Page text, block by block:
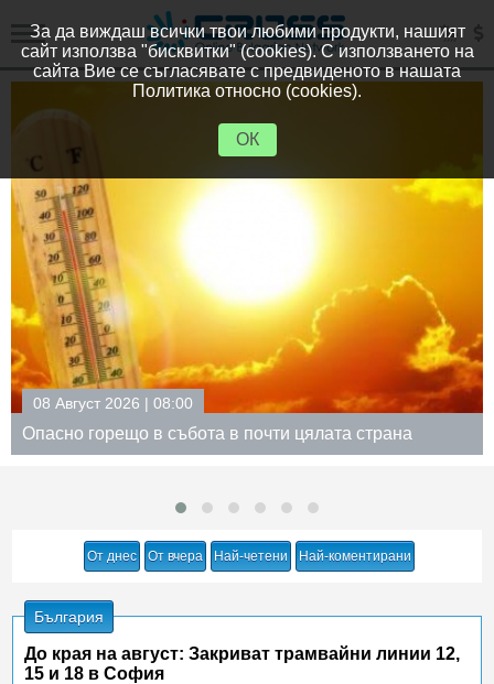
08 Август 2026 | 08:00
Опасно горещо в събота в почти цялата страна
От днес От вчера Най-четени Най-коментирани
България
До края на август: Закриват трамвайни линии 12,
15 и 18 в София
За да виждаш всички твои любими продукти, нашият
сайт използва "бисквитки" (cookies). С използването на
сайта Вие се съгласявате с предвиденото в нашата
Политика относно (cookies).
ОК